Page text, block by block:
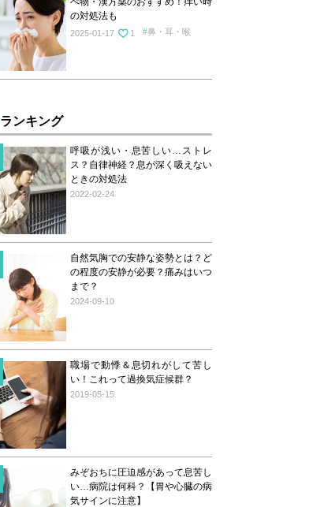
の対処法も
2025-01-17 1 鼻・耳・喉
ランキング
呼吸が浅い・息苦しい…ストレ
ス？自律神経？息が深く吸えない
ときの対処法
2022-02-24
自然気胸での安静な姿勢とは？ど
の程度の安静が必要？痛みはいつ
まで？
2024-09-10
職場で動悸＆息切れがして苦し
い！これって過換気症候群？
2019-05-15
みぞおちに圧迫感があって息苦し
い…病院は何科？【胃や心臓の病
気サインに注意】